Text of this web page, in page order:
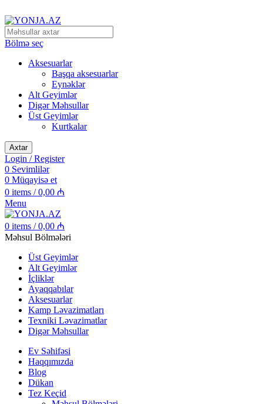
Bölmə seç
Aksesuarlar
Başqa aksesuarlar
Eynəklər
Alt Geyimlər
Digər Məhsullar
Üst Geyimlər
Kurtkalar
Axtar
Login / Register
0 Sevimlilər
0 Müqayisə et
0 items / 0,00 ₼
Menu
0 items / 0,00 ₼
Məhsul Bölmələri
Üst Geyimlər
Alt Geyimlər
İçliklər
Ayaqqabılar
Aksesuarlar
Kamp Ləvazimatları
Texniki Ləvazimatlar
Digər Məhsullar
Ev Səhifəsi
Haqqımızda
Blog
Dükan
Tez Keçid